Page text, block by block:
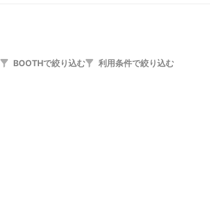
BOOTHで絞り込む 利用条件で絞り込む